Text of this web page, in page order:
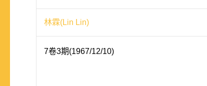
林霖(Lin Lin)
7卷3期(1967/12/10)